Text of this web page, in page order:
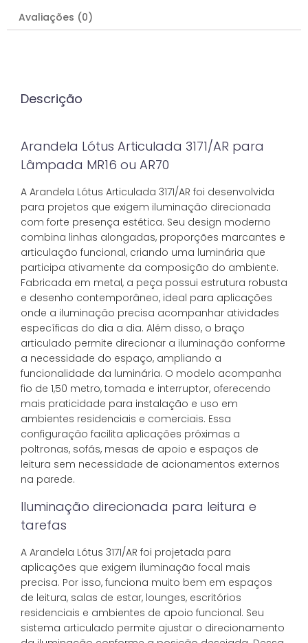
Avaliações (0)
Descrição
Arandela Lótus Articulada 3171/AR para
Lâmpada MR16 ou AR70
A Arandela Lótus Articulada 3171/AR foi desenvolvida
para projetos que exigem iluminação direcionada
com forte presença estética. Seu design moderno
combina linhas alongadas, proporções marcantes e
articulação funcional, criando uma luminária que
participa ativamente da composição do ambiente.
Fabricada em metal, a peça possui estrutura robusta
e desenho contemporâneo, ideal para aplicações
onde a iluminação precisa acompanhar atividades
específicas do dia a dia. Além disso, o braço
articulado permite direcionar a iluminação conforme
a necessidade do espaço, ampliando a
funcionalidade da luminária. O modelo acompanha
fio de 1,50 metro, tomada e interruptor, oferecendo
mais praticidade para instalação e uso em
ambientes residenciais e comerciais. Essa
configuração facilita aplicações próximas a
poltronas, sofás, mesas de apoio e espaços de
leitura sem necessidade de acionamentos externos
na parede.
Iluminação direcionada para leitura e
tarefas
A Arandela Lótus 3171/AR foi projetada para
aplicações que exigem iluminação focal mais
precisa. Por isso, funciona muito bem em espaços
de leitura, salas de estar, lounges, escritórios
residenciais e ambientes de apoio funcional. Seu
sistema articulado permite ajustar o direcionamento